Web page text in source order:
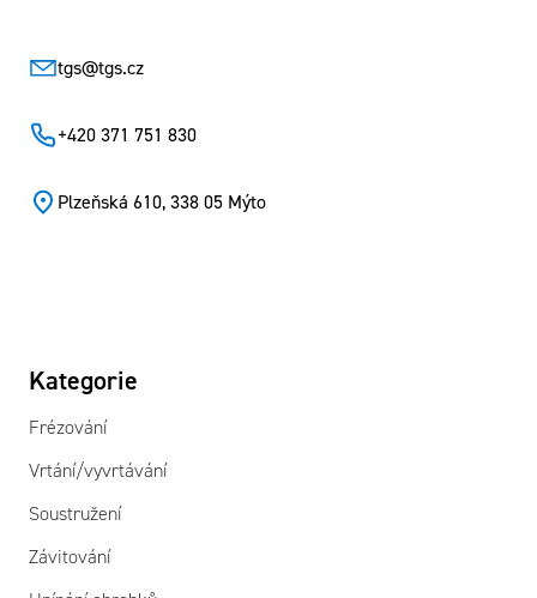
tgs@tgs.cz
+420 371 751 830
Plzeňská 610, 338 05 Mýto
Kategorie
Frézování
Vrtání/vyvrtávání
Soustružení
Závitování